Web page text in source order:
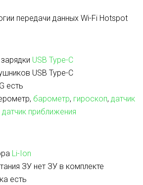
передачи данных Wi-Fi Hotspot
USB Type-C
USB Type-C
есть
барометр, гироскоп, датчик
датчик приближения
Li-Ion
ЗУ нет ЗУ в комплекте
есть